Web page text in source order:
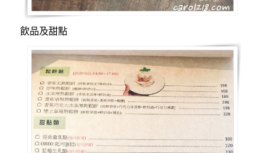
飲品及甜點